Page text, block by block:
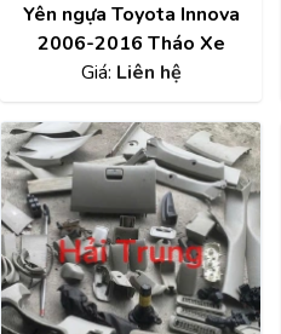
Yên ngựa Toyota Innova
2006-2016 Tháo Xe
Giá: Liên hệ